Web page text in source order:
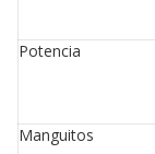
Potencia
Manguitos